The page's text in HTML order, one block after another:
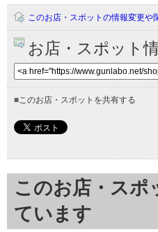
このお店・スポットの情報変更や
お店・スポット
■このお店・スポットを共有する
このお店・スポ
ています